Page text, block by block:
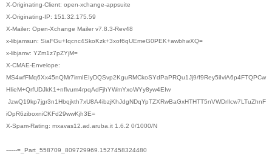
X-Originating-Client: open-xchange-appsuite
X-Originating-IP: 151.32.175.59
X-Mailer: Open-Xchange Mailer v7.8.3-Rev48
x-libjamsun: SiaFGu+Iqcnc4SkoKzk+3xof6qUEmeG0PEK+awbhwXQ=
x-libjamv: YZm1z7pZYjM=
X-CMAE-Envelope:
MS4wfFMq6Xx45nQMr7irmIEIyDQSvp2KguRMCkoSYdPaPRQu1Jj9/f9Rey5iIviA6p4FTQPCw
HIieM+QrfUDJkK1+nflvum4rpqAdFjhYWmYxoWYy8yw4EIw
JzwQ19kp7jgr3n1Hbqjkth7xU8A4ibzjKhJdgNDqYpTZXRwBaGxHTHTT5nVWDrIlcw7LTuZhnF
iOpR6ziboxniCKFd29wwKjh3E=
X-Spam-Rating: mxavas12.ad.aruba.it 1.6.2 0/1000/N
------=_Part_558709_809729969.1527458324480